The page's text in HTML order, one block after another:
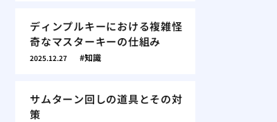
ディンプルキーにおける複雑怪
奇なマスターキーの仕組み
2025.12.27 知識
サムターン回しの道具とその対
策